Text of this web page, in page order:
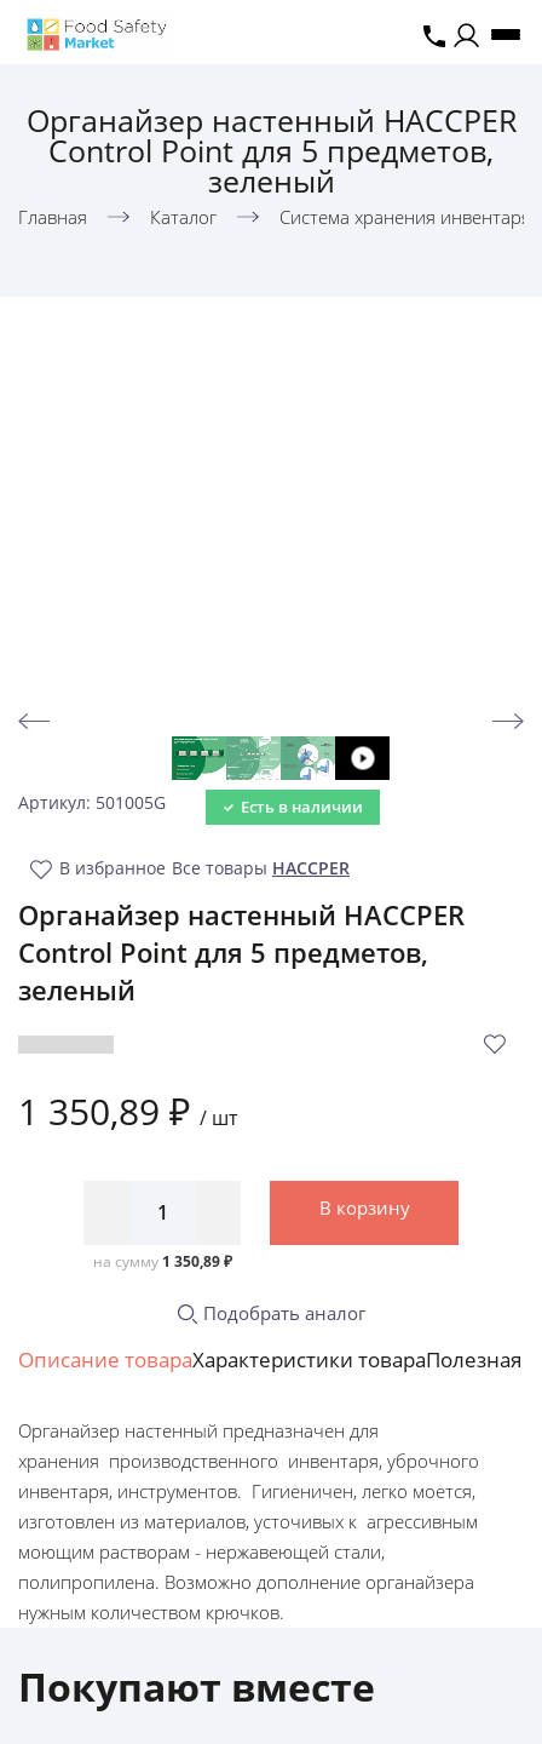
Органайзер настенный HACCPER
Control Point для 5 предметов,
зеленый
Главная Каталог Система хранения
Артикул: 501005G Есть в наличии
В избранное Все товары HACCPER
Органайзер настенный HACCPER
Control Point для 5 предметов,
зеленый
1 350,89 ₽ / шт
на сумму 1 350,89 ₽
В корзину
Подобрать аналог
Описание товараХарактеристики товараПолезная
Органайзер настенный предназначен для
хранения производственного инвентаря, уброчного
инвентаря, инструментов. Гигиеничен, легко моется,
изготовлен из материалов, усточивых к агрессивным
моющим растворам - нержавеющей стали,
полипропилена. Возможно дополнение органайзера
нужным количеством крючков.
Покупают вместе